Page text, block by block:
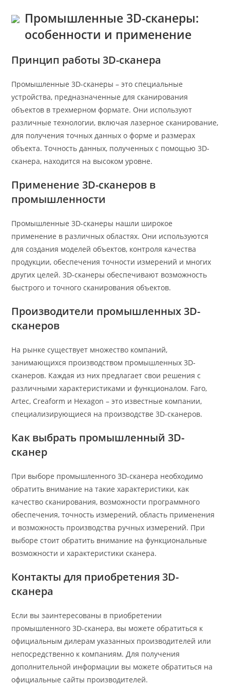
Промышленные 3D-сканеры:
особенности и применение
Принцип работы 3D-сканера
Промышленные 3D-сканеры – это специальные
устройства, предназначенные для сканирования
объектов в трехмерном формате. Они используют
различные технологии, включая лазерное сканирование,
для получения точных данных о форме и размерах
объекта. Точность данных, полученных с помощью 3D-
сканера, находится на высоком уровне.
Применение 3D-сканеров в
промышленности
Промышленные 3D-сканеры нашли широкое
применение в различных областях. Они используются
для создания моделей объектов, контроля качества
продукции, обеспечения точности измерений и многих
других целей. 3D-сканеры обеспечивают возможность
быстрого и точного сканирования объектов.
Производители промышленных 3D-
сканеров
На рынке существует множество компаний,
занимающихся производством промышленных 3D-
сканеров. Каждая из них предлагает свои решения с
различными характеристиками и функционалом. Faro,
Artec, Creaform и Hexagon – это известные компании,
специализирующиеся на производстве 3D-сканеров.
Как выбрать промышленный 3D-
сканер
При выборе промышленного 3D-сканера необходимо
обратить внимание на такие характеристики, как
качество сканирования, возможности программного
обеспечения, точность измерений, область применения
и возможность производства ручных измерений. При
выборе стоит обратить внимание на функциональные
возможности и характеристики сканера.
Контакты для приобретения 3D-
сканера
Если вы заинтересованы в приобретении
промышленного 3D-сканера, вы можете обратиться к
официальным дилерам указанных производителей или
непосредственно к компаниям. Для получения
дополнительной информации вы можете обратиться на
официальные сайты производителей.